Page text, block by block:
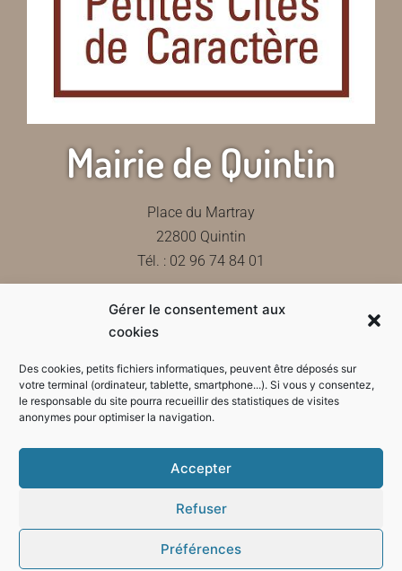
Gérer le consentement aux
cookies
Des cookies, petits fichiers informatiques, peuvent être déposés sur
votre terminal (ordinateur, tablette, smartphone...). Si vous y consentez,
le responsable du site pourra recueillir des statistiques de visites
anonymes pour optimiser la navigation.
Accepter
Refuser
Préférences
Mairie de Quintin
Place du Martray
22800 Quintin
Tél. : 02 96 74 84 01
Contactez-nous
Horaires d'ouverture de la mairie